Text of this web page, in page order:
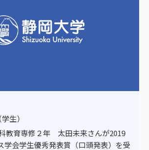
生）
教育専修２年 太田未来さんが2019
学会学生優秀発表賞（口頭発表）を受